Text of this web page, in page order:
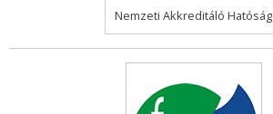
Nemzeti Akkreditáló Hatóság